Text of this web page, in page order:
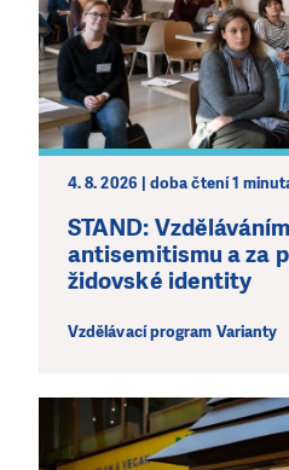
4. 8. 2026 | doba čtení 1
STAND:
antisemitismu a za
židovské identity
Vzdělávací program Varianty
LÍBÍ SE VÁM,